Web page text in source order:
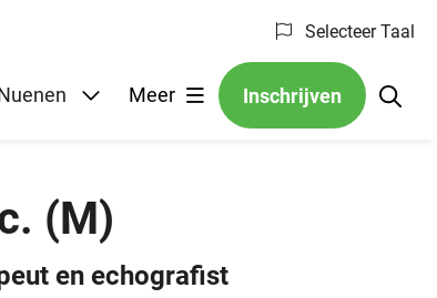
Selecteer Taal
Submenu: Fysiofit Nuenen
Meer Inschrijven
(M)
en echografist